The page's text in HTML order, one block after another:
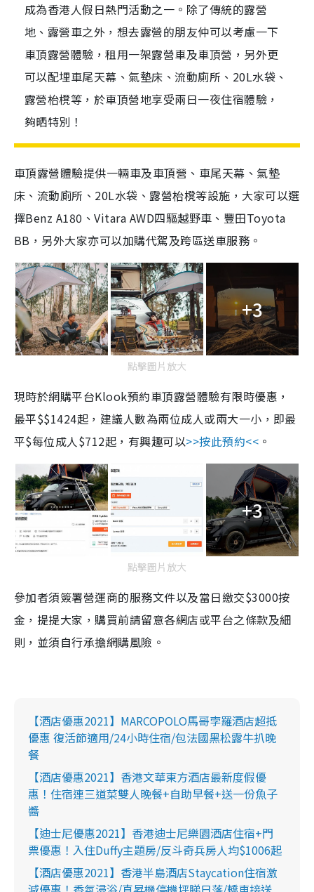
成為香港人假日熱門活動之一。除了傳統的露營
地、露營車之外，想去露營的朋友仲可以考慮一下
車頂露營體驗，租用一架露營車及車頂營，另外更
可以配埋車尾天幕、氣墊床、流動廁所、20L水袋、
露營枱櫈等，於車頂營地享受兩日一夜住宿體驗，
夠晒特別！
車頂露營體驗提供一輛車及車頂營、車尾天幕、氣墊
床、流動廁所、20L水袋、露營枱櫈等設施，大家可以選
擇Benz A180、Vitara AWD四驅越野車、豐田Toyota
BB，另外大家亦可以加購代駕及跨區送車服務。
+3
點擊圖片放大
現時於網購平台Klook預約車頂露營體驗有限時優惠，
最平$$1424起，建議人數為兩位成人或兩大一小，即最
平$每位成人$712起，有興趣可以>>按此預約<< 。
+3
點擊圖片放大
參加者須簽署營運商的服務文件以及當日繳交$3000按
金，提提大家，購買前請留意各網店或平台之條款及細
則，並須自行承擔網購風險。
【酒店優惠2021】MARCOPOLO馬哥孛羅酒店超抵
優惠 復活節適用/24小時住宿/包法國黑松露牛扒晚
餐
【酒店優惠2021】香港文華東方酒店最新度假優
惠！住宿連三道菜雙人晚餐+自助早餐+送一份魚子
醬
【迪士尼優惠2021】香港迪士尼樂園酒店住宿+門
票優惠！入住Duffy主題房/反斗奇兵房人均$1006起
【酒店優惠2021】香港半島酒店Staycation住宿激